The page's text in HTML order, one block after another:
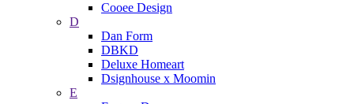
Cooee Design
D
Dan Form
DBKD
Deluxe Homeart
Dsignhouse x Moomin
E